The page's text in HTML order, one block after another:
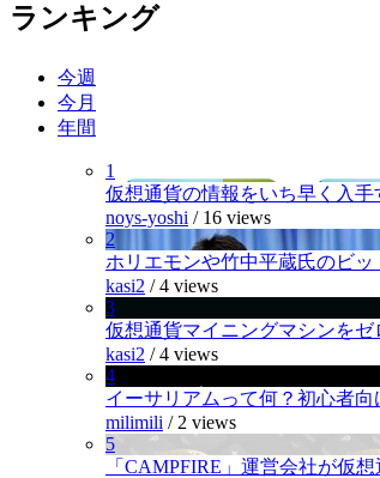
ランキング
今週
今月
年間
1
仮想通貨の情報をいち早く入手
noys-yoshi / 16 views
2
ホリエモンや竹中平蔵氏のビ
kasi2 /4 views
3
仮想通貨マイニングマシンをゼ
kasi2 /4 views
4
イーサリアムって何？初心者向
milimili / 2 views
5
「CAMPFIRE」運営会社が仮